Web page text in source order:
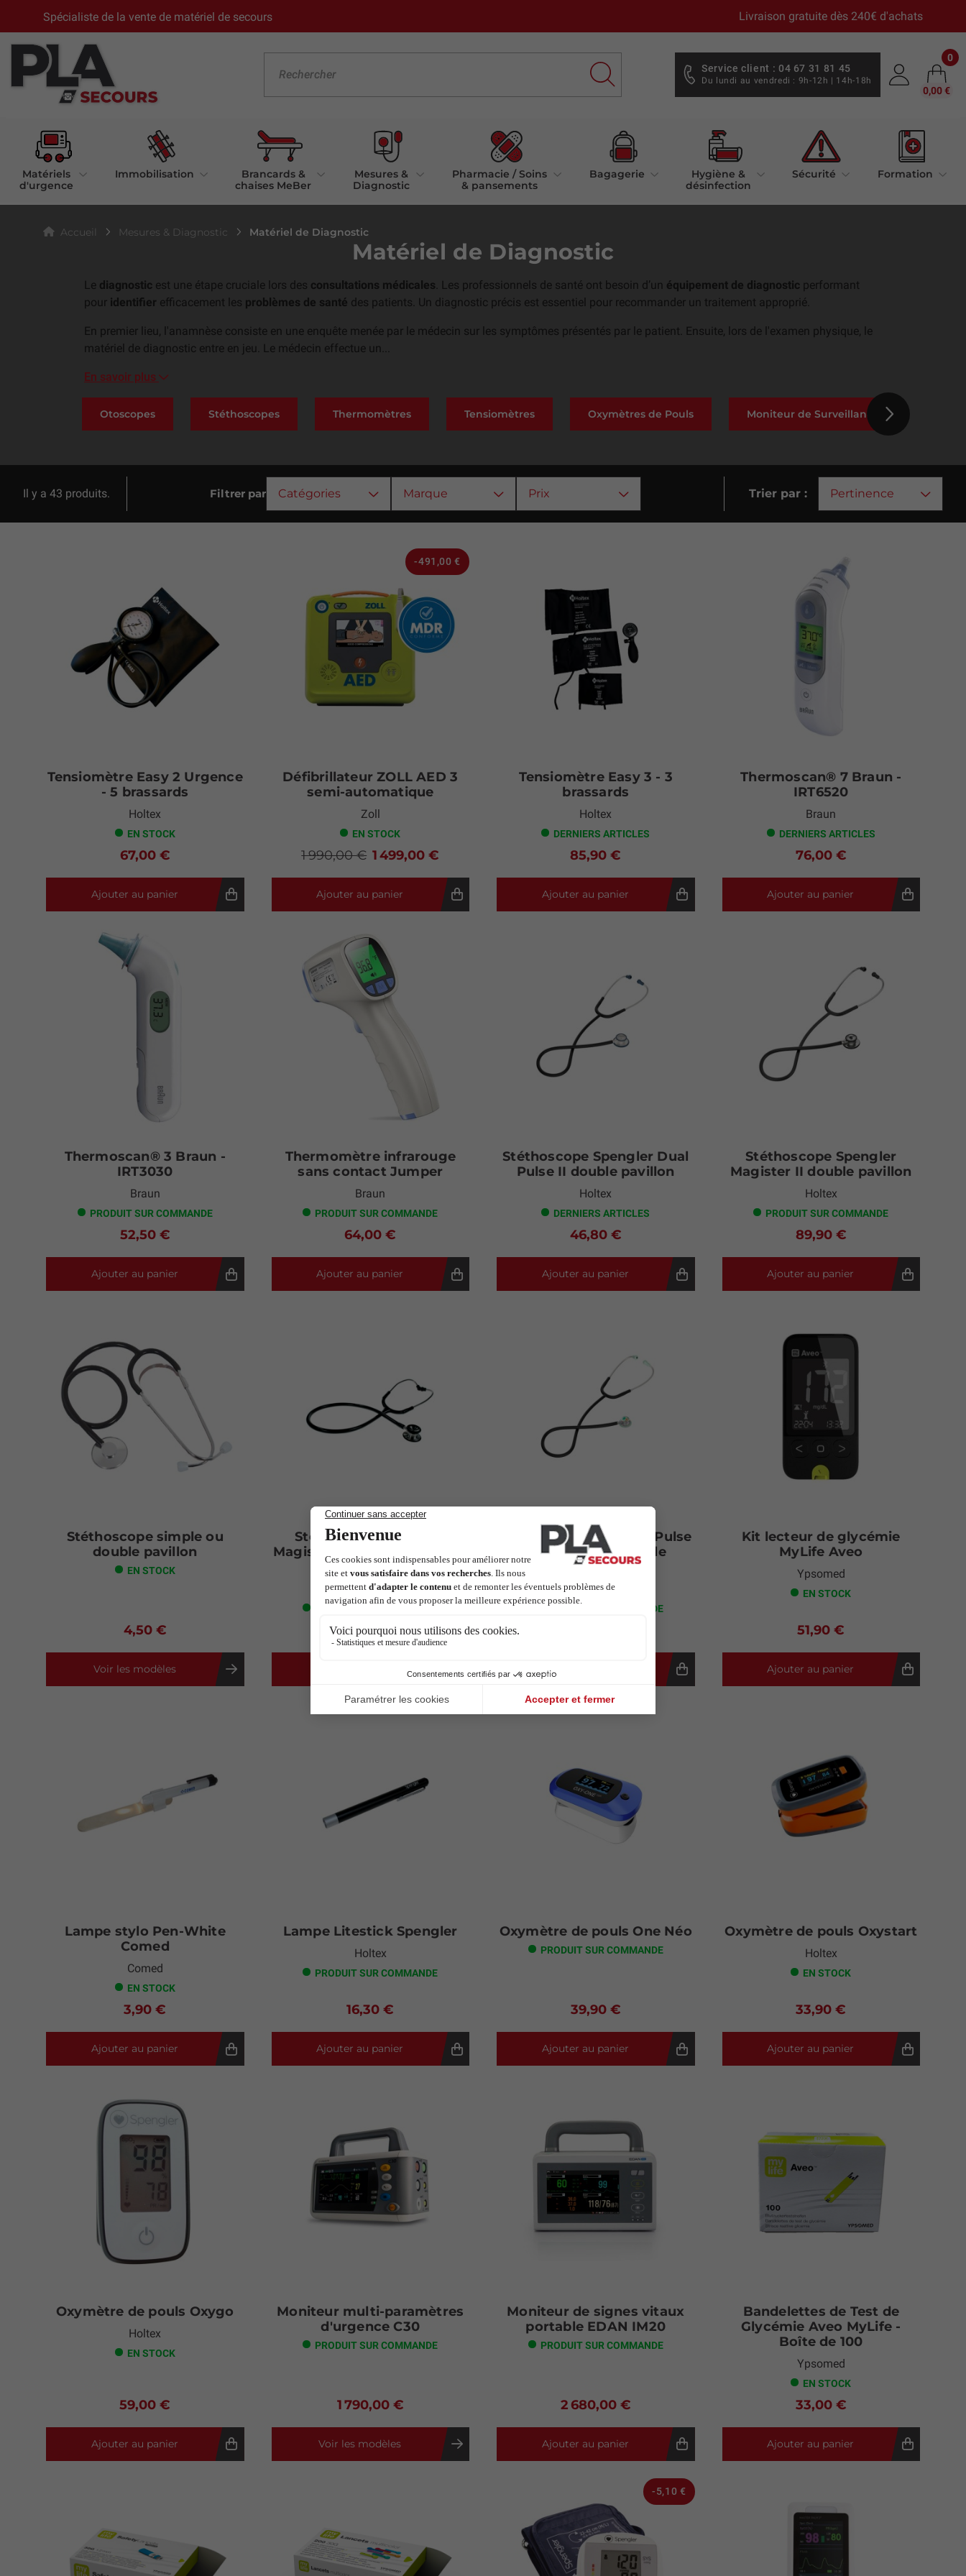
Spécialiste de la vente de matériel de secours Livraison gratuite dès 240€ d'achats
Service client : 04 67 31 81 45
Du lundi au vendredi : 9h-12h | 14h-18h
0
0,00 €
Matériels
d'urgence
Immobilisation
Brancards &
chaises MeBer
Mesures &
Diagnostic
Pharmacie / Soins
& pansements
Bagagerie
Hygiène &
désinfection
Sécurité Formation
Accueil Mesures & Diagnostic Matériel de Diagnostic
Matériel de Diagnostic
Le diagnostic est une étape cruciale lors des consultations médicales . Les professionnels de santé ont besoin d’un équipement de diagnostic performant
pour identifier efficacement les problèmes de santé des patients. Un diagnostic précis est essentiel pour recommander un traitement approprié.
En premier lieu, l'anamnèse consiste en une enquête menée par le médecin sur les symptômes présentés par le patient. Ensuite, lors de l'examen physique, le
matériel de diagnostic entre en jeu. Le médecin effectue un...
En savoir plus
Otoscopes Stéthoscopes Thermomètres Tensiomètres Oxymètres de Pouls Moniteur de Surveillance
Il y a 43 produits. Trier par : Pertinence
Filtrer par Catégories Marque Prix
Tensiomètre Easy 2 Urgence
- 5 brassards
Holtex
EN STOCK
67,00 €
Ajouter au panier
Défibrillateur ZOLL AED 3
semi-automatique
Zoll
EN STOCK
1 499,00 €
1 990,00 €
Ajouter au panier
-491,00 €
Tensiomètre Easy 3 - 3
brassards
Holtex
DERNIERS ARTICLES
85,90 €
Ajouter au panier
Thermoscan® 7 Braun -
IRT6520
Braun
DERNIERS ARTICLES
76,00 €
Ajouter au panier
Thermoscan® 3 Braun -
IRT3030
Braun
PRODUIT SUR COMMANDE
52,50 €
Ajouter au panier
Thermomètre infrarouge
sans contact Jumper
Braun
PRODUIT SUR COMMANDE
64,00 €
Ajouter au panier
Stéthoscope Spengler Dual
Pulse II double pavillon
Holtex
DERNIERS ARTICLES
46,80 €
Ajouter au panier
Stéthoscope Spengler
Magister II double pavillon
Holtex
PRODUIT SUR COMMANDE
89,90 €
Ajouter au panier
Stéthoscope simple ou
double pavillon
EN STOCK
4,50 €
Voir les modèles
Stéthoscope Spengler
Magister Pédiatrique double
pavillon
Holtex
PRODUIT SUR COMMANDE
65,90 €
Stéthoscope Spengler Pulse
II Pédiatrique simple
pavillon
Holtex
PRODUIT SUR COMMANDE
Ajouter au panier
Kit lecteur de glycémie
MyLife Aveo
Ypsomed
EN STOCK
51,90 €
Ajouter au panier
Lampe stylo Pen-White
Comed
Comed
EN STOCK
3,90 €
Ajouter au panier
Lampe Litestick Spengler
Holtex
PRODUIT SUR COMMANDE
16,30 €
Ajouter au panier
Oxymètre de pouls One Néo
PRODUIT SUR COMMANDE
39,90 €
Ajouter au panier
Oxymètre de pouls Oxystart
Holtex
EN STOCK
33,90 €
Ajouter au panier
Oxymètre de pouls Oxygo
Holtex
EN STOCK
59,00 €
Ajouter au panier
Moniteur multi-paramètres
d'urgence C30
PRODUIT SUR COMMANDE
1 790,00 €
Voir les modèles
Moniteur de signes vitaux
portable EDAN IM20
PRODUIT SUR COMMANDE
2 680,00 €
Ajouter au panier
Bandelettes de Test de
Glycémie Aveo MyLife -
Boîte de 100
Ypsomed
EN STOCK
33,00 €
Ajouter au panier
-5,10 €